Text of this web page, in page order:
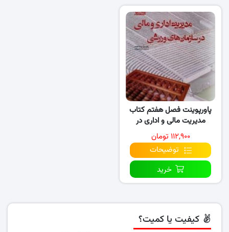
پاورپوینت فصل هفتم کتاب
مدیریت مالی و اداری در
سازمان های ورزشی
۱۱۲,۹۰۰ تومان
توضیحات
خرید
کیفیت یا کمیت؟